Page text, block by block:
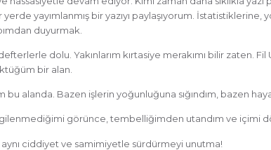
yayımlanmış bir yazıyı paylaşıyorum.
duyurmak.
dolu. Yakınlarım kırtasiye merakımı bilir zaten.
bir alan.
bu alanda. Bazen işlerin yoğunluğuna sığındım, bazen
ilgilenmediğimi görünce, tembelliğimden utandım ve içimi
ciddiyet ve samimiyetle sürdürmeyi unutma!